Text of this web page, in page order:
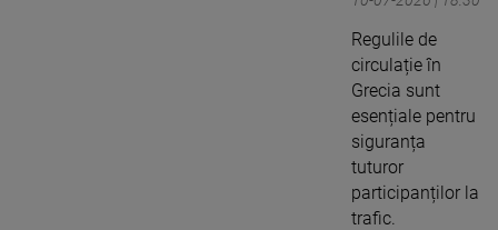
Regulile de
circulație în
Grecia sunt
esențiale pentru
siguranța
tuturor
participanților la
trafic.